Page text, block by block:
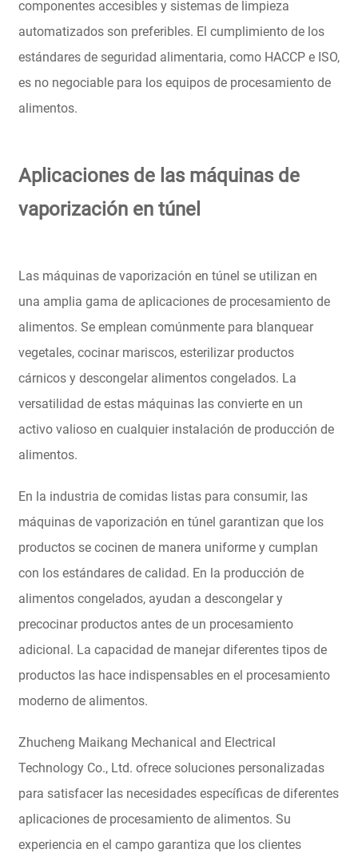
componentes accesibles y sistemas de limpieza
automatizados son preferibles. El cumplimiento de los
estándares de seguridad alimentaria, como HACCP e ISO,
es no negociable para los equipos de procesamiento de
alimentos.
Aplicaciones de las máquinas de
vaporización en túnel
Las máquinas de vaporización en túnel se utilizan en
una amplia gama de aplicaciones de procesamiento de
alimentos. Se emplean comúnmente para blanquear
vegetales, cocinar mariscos, esterilizar productos
cárnicos y descongelar alimentos congelados. La
versatilidad de estas máquinas las convierte en un
activo valioso en cualquier instalación de producción de
alimentos.
En la industria de comidas listas para consumir, las
máquinas de vaporización en túnel garantizan que los
productos se cocinen de manera uniforme y cumplan
con los estándares de calidad. En la producción de
alimentos congelados, ayudan a descongelar y
precocinar productos antes de un procesamiento
adicional. La capacidad de manejar diferentes tipos de
productos las hace indispensables en el procesamiento
moderno de alimentos.
Zhucheng Maikang Mechanical and Electrical
Technology Co., Ltd. ofrece soluciones personalizadas
para satisfacer las necesidades específicas de diferentes
aplicaciones de procesamiento de alimentos. Su
experiencia en el campo garantiza que los clientes